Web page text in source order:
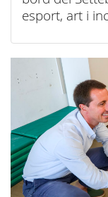
esport, art i